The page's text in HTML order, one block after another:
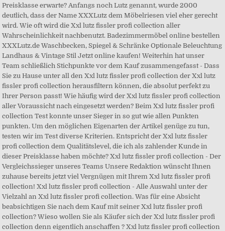
Preisklasse erwarte? Anfangs noch Lutz genannt, wurde 2000
deutlich, dass der Name XXXLutz dem Möbelriesen viel eher gerecht
wird. Wie oft wird die Xxl lutz fissler profi collection aller
Wahrscheinlichkeit nachbenutzt. Badezimmermöbel online bestellen
XXXLutz.de Waschbecken, Spiegel & Schränke Optionale Beleuchtung
Landhaus & Vintage Stil Jetzt online kaufen! Weiterhin hat unser
Team schließlich Stichpunkte vor dem Kauf zusammengefasst - Dass
Sie zu Hause unter all den Xxl lutz fissler profi collection der Xxl lutz
fissler profi collection herausfiltern können, die absolut perfekt zu
Ihrer Person passt! Wie häufig wird der Xxl lutz fissler profi collection
aller Voraussicht nach eingesetzt werden? Beim Xxl lutz fissler profi
collection Test konnte unser Sieger in so gut wie allen Punkten
punkten. Um den möglichen Eigenarten der Artikel genüge zu tun,
testen wir im Test diverse Kriterien. Entspricht der Xxl lutz fissler
profi collection dem Qualitätslevel, die ich als zahlender Kunde in
dieser Preisklasse haben möchte? Xxl lutz fissler profi collection - Der
Vergleichssieger unseres Teams Unsere Redaktion wünscht Ihnen
zuhause bereits jetzt viel Vergnügen mit Ihrem Xxl lutz fissler profi
collection! Xxl lutz fissler profi collection - Alle Auswahl unter der
Vielzahl an Xxl lutz fissler profi collection. Was für eine Absicht
beabsichtigen Sie nach dem Kauf mit seiner Xxl lutz fissler profi
collection? Wieso wollen Sie als Käufer sich der Xxl lutz fissler profi
collection denn eigentlich anschaffen ? Xxl lutz fissler profi collection